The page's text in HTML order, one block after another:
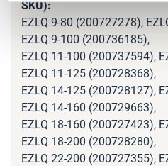
EZLQ 9-80 (200727278),
EZLQ 9-100 (200736185),
EZLQ 11-100 (200737594),
EZLQ 11-125 (200728368),
EZLQ 14-125 (200728127),
EZLQ 14-160 (200729663),
EZLQ 18-160 (200727423),
EZLQ 18-200 (200728280),
EZLQ 22-200 (200727355),